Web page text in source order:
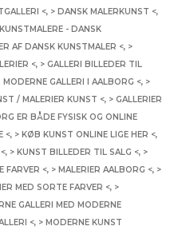
<, > DANSK MALERKUNST <,
- DANSK
AF DANSK KUNSTMALER <, >
<, > GALLERI BILLEDER TIL
GALLERI I AALBORG <, >
/ MALERIER KUNST <, > GALLERIER
ER BÅDE FYSISK OG ONLINE
<, > KØB KUNST ONLINE LIGE HER <,
, > KUNST BILLEDER TIL SALG <, >
FARVER <, > MALERIER AALBORG <, >
MED SORTE FARVER <, >
GALLERI MED MODERNE
<, > MODERNE KUNST